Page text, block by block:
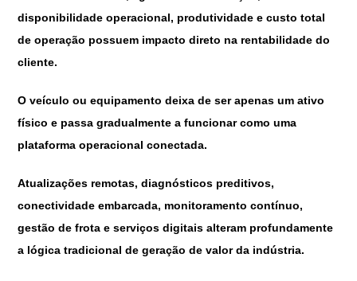
disponibilidade operacional, produtividade e custo total
de operação possuem impacto direto na rentabilidade do
cliente.
O veículo ou equipamento deixa de ser apenas um ativo
físico e passa gradualmente a funcionar como uma
plataforma operacional conectada.
Atualizações remotas, diagnósticos preditivos,
conectividade embarcada, monitoramento contínuo,
gestão de frota e serviços digitais alteram profundamente
a lógica tradicional de geração de valor da indústria.